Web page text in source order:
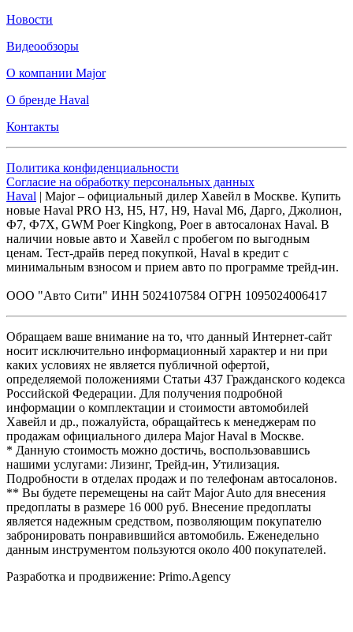
Новости
Видеообзоры
О компании Major
О бренде Haval
Контакты
Политика конфиденциальности
Согласие на обработку персональных данных
Haval | Major – официальный дилер Хавейл в Москве. Купить
новые Haval PRO H3, Н5, H7, Н9, Haval М6, Дарго, Джолион,
Ф7, Ф7Х, GWM Poer Kingkong, Poer в автосалонах Haval. В
наличии новые авто и Хавейл с пробегом по выгодным
ценам. Тест-драйв перед покупкой, Haval в кредит с
минимальным взносом и прием авто по программе трейд-ин.
ООО "Авто Сити" ИНН 5024107584 ОГРН 1095024006417
Обращаем ваше внимание на то, что данный Интернет-сайт
носит исключительно информационный характер и ни при
каких условиях не является публичной офертой,
определяемой положениями Статьи 437 Гражданского кодекса
Российской Федерации. Для получения подробной
информации о комплектации и стоимости автомобилей
Хавейл и др., пожалуйста, обращайтесь к менеджерам по
продажам официального дилера Major Haval в Москве.
* Данную стоимость можно достичь, воспользовавшись
нашими услугами: Лизинг, Трейд-ин, Утилизация.
Подробности в отделах продаж и по телефонам автосалонов.
** Вы будете перемещены на сайт Major Auto для внесения
предоплаты в размере 16 000 руб. Внесение предоплаты
является надежным средством, позволяющим покупателю
забронировать понравившийся автомобиль. Еженедельно
данным инструментом пользуются около 400 покупателей.
Разработка и продвижение: Primo.Agency